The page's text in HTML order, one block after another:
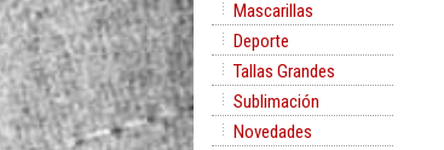
Mascarillas
Deporte
Tallas Grandes
Sublimación
Novedades